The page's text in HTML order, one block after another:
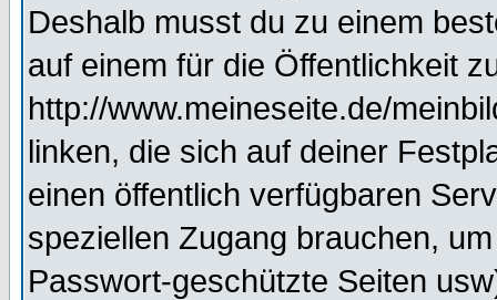
Deshalb musst du zu einem
auf einem für die Öffentlichkeit
http://www.meineseite.de/
linken, die sich auf deiner
einen öffentlich verfügbaren
speziellen Zugang brauchen,
Passwort-geschützte Seiten